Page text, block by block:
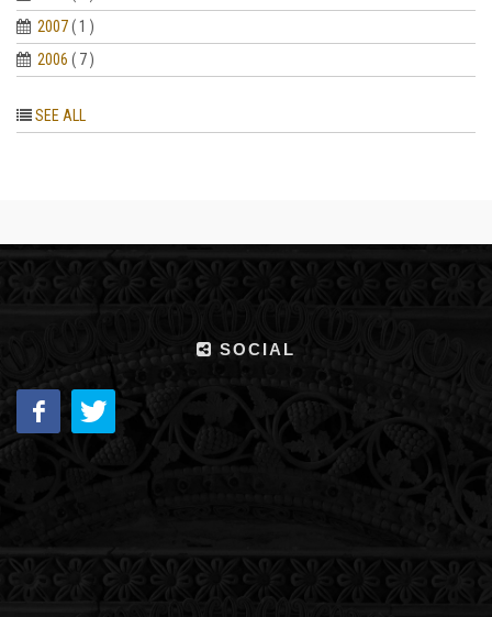
2007( 1 )
2006 ( 7 )
SEE ALL
SOCIAL